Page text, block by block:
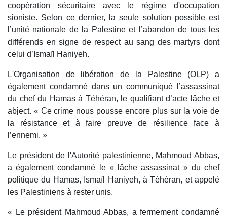
coopération sécuritaire avec le régime d'occupation
sioniste. Selon ce dernier, la seule solution possible est
l’unité nationale de la Palestine et l’abandon de tous les
différends en signe de respect au sang des martyrs dont
celui d’Ismaïl Haniyeh.
L'Organisation de libération de la Palestine (OLP) a
également condamné dans un communiqué l’assassinat
du chef du Hamas à Téhéran, le qualifiant d’acte lâche et
abject. « Ce crime nous pousse encore plus sur la voie de
la résistance et à faire preuve de résilience face à
l’ennemi. »
Le président de l'Autorité palestinienne, Mahmoud Abbas,
a également condamné le « lâche assassinat » du chef
politique du Hamas, Ismaïl Haniyeh, à Téhéran, et appelé
les Palestiniens à rester unis.
« Le président Mahmoud Abbas, a fermement condamné